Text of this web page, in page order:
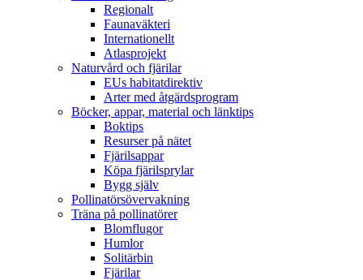
Regionalt
Faunaväkteri
Internationellt
Atlasprojekt
Naturvård och fjärilar
EUs habitatdirektiv
Arter med åtgärdsprogram
Böcker, appar, material och länktips
Boktips
Resurser på nätet
Fjärilsappar
Köpa fjärilsprylar
Bygg själv
Pollinatörsövervakning
Träna på pollinatörer
Blomflugor
Humlor
Solitärbin
Fjärilar